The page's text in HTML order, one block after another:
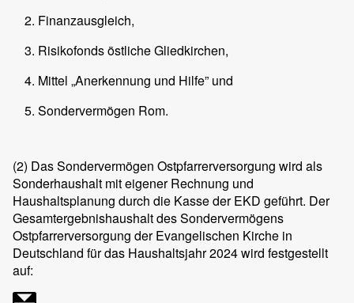
Finanzausgleich,
Risikofonds östliche Gliedkirchen,
Mittel „Anerkennung und Hilfe” und
Sondervermögen Rom.
(2) Das Sondervermögen Ostpfarrerversorgung wird als
Sonderhaushalt mit eigener Rechnung und
Haushaltsplanung durch die Kasse der EKD geführt. Der
Gesamtergebnishaushalt des Sondervermögens
Ostpfarrerversorgung der Evangelischen Kirche in
Deutschland für das Haushaltsjahr 2024 wird festgestellt
auf: